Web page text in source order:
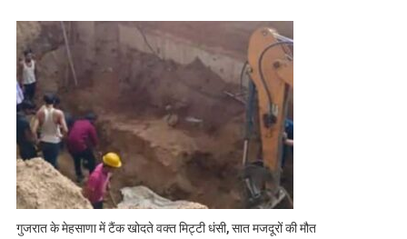
गुजरात के मेहसाणा में टैंक खोदते वक्त मिट्टी धंसी, सात मजदूरों की मौत